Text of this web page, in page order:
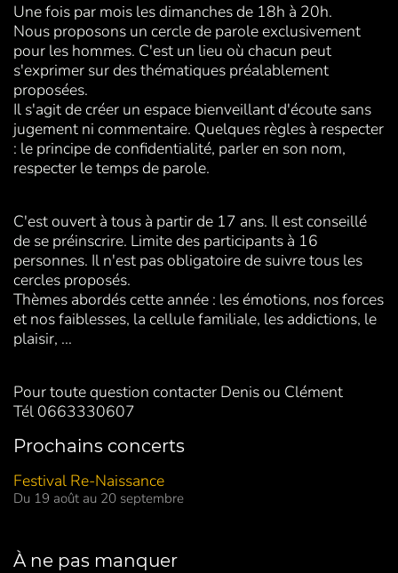
Une fois par mois les dimanches de 18h à 20h.
Nous proposons un cercle de parole exclusivement
pour les hommes. C'est un lieu où chacun peut
s'exprimer sur des thématiques préalablement
proposées.
Il s'agit de créer un espace bienveillant d'écoute sans
jugement ni commentaire. Quelques règles à respecter
: le principe de confidentialité, parler en son nom,
respecter le temps de parole.
C'est ouvert à tous à partir de 17 ans. Il est conseillé
de se préinscrire. Limite des participants à 16
personnes. Il n'est pas obligatoire de suivre tous les
cercles proposés.
Thèmes abordés cette année : les émotions, nos forces
et nos faiblesses, la cellule familiale, les addictions, le
plaisir, ...
Pour toute question contacter Denis ou Clément
Tél 0663330607
Prochains concerts
Festival Re-Naissance
Du 19 août au 20 septembre
À ne pas manquer